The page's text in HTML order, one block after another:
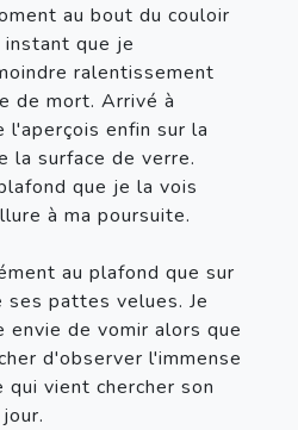
au bout du couloir
que je
ralentissement
de mort. Arrivé à
l'aperçois enfin sur la
la surface de verre.
que je la vois
à ma poursuite.
au plafond que sur
pattes velues. Je
envie de vomir alors que
d'observer l'immense
qui vient chercher son